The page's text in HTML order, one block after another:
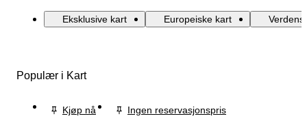
Eksklusive kart Europeiske kart
Populær i Kart
Kjøp nå
Ingen reservasjonspris